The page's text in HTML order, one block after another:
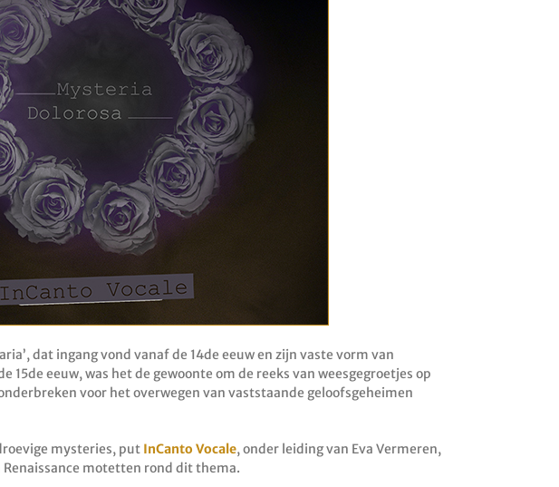
dat ingang vond vanaf de 14de eeuw en zijn vaste vorm van
15de eeuw, was het de gewoonte om de reeks van weesgegroetjes op
voor het overwegen van vaststaande geloofsgeheimen
mysteries, put InCanto Vocale, onder leiding van Eva Vermeren,
motetten rond dit thema.